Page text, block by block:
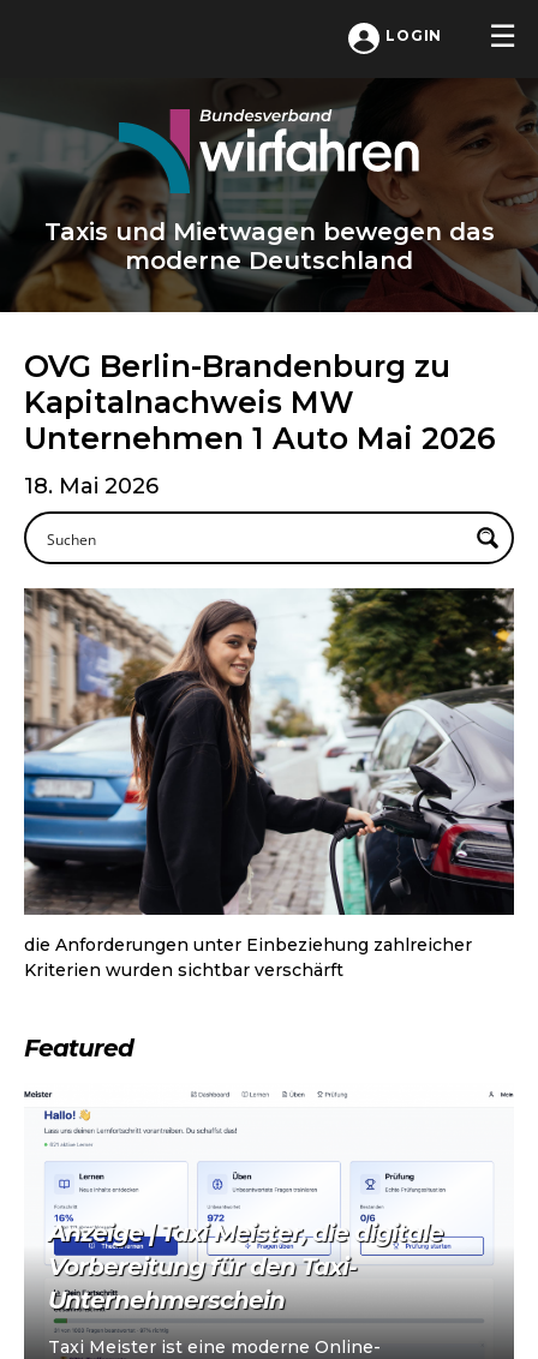
LOGIN
Taxis und Mietwagen bewegen das
moderne Deutschland
OVG Berlin-Brandenburg zu
Kapitalnachweis MW
Unternehmen 1 Auto Mai 2026
18. Mai 2026
die Anforderungen unter Einbeziehung zahlreicher
Kriterien wurden sichtbar verschärft
Featured
Anzeige | Taxi Meister, die digitale
Vorbereitung für den Taxi-
Unternehmerschein
Taxi Meister ist eine moderne Online-